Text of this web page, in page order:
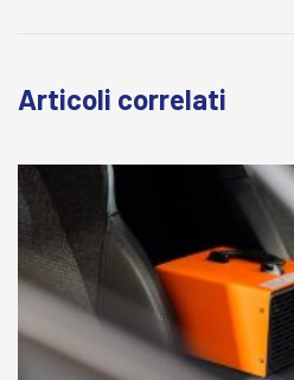
Articoli correlati